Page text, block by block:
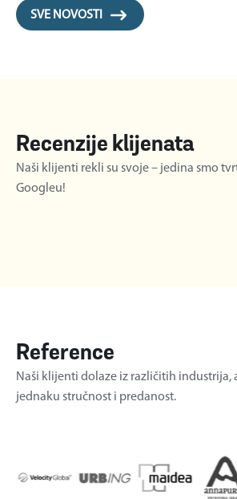
SVE NOVOSTI
Recenzije klijenata
Naši klijenti rekli su svoje – jedina smo
Googleu!
Reference
Naši klijenti dolaze iz različitih industrija,
jednaku stručnost i predanost.